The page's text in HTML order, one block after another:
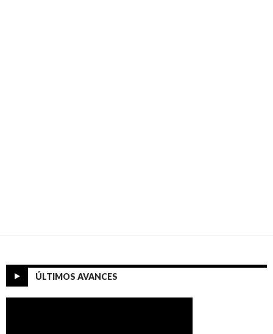
ÚLTIMOS AVANCES